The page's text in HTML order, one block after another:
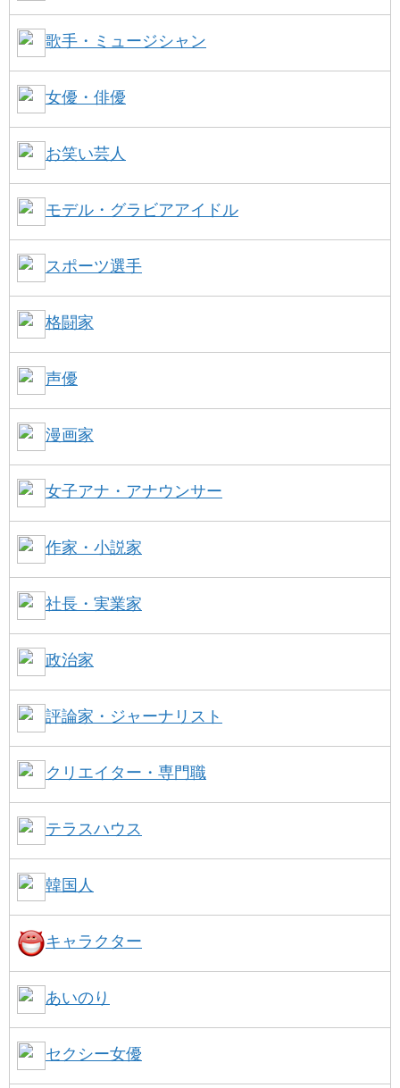
歌手・ミュージシャン
女優・俳優
お笑い芸人
モデル・グラビアアイドル
スポーツ選手
格闘家
声優
漫画家
女子アナ・アナウンサー
作家・小説家
社長・実業家
政治家
評論家・ジャーナリスト
クリエイター・専門職
テラスハウス
韓国人
キャラクター
あいのり
セクシー女優